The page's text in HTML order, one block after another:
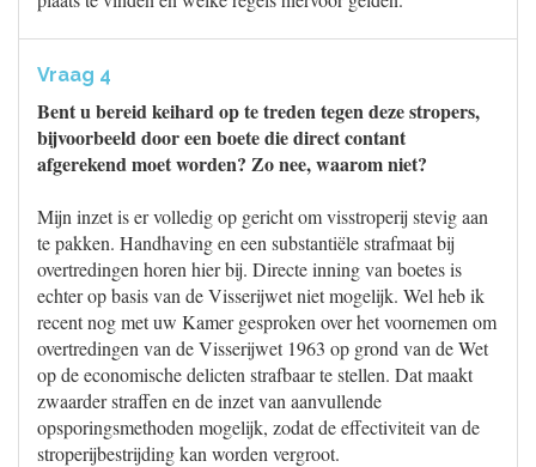
Vraag 4
Bent u bereid keihard op te treden tegen deze stropers,
bijvoorbeeld door een boete die direct contant
afgerekend moet worden? Zo nee, waarom niet?
Mijn inzet is er volledig op gericht om visstroperij stevig aan
te pakken. Handhaving en een substantiële strafmaat bij
overtredingen horen hier bij. Directe inning van boetes is
echter op basis van de Visserijwet niet mogelijk. Wel heb ik
recent nog met uw Kamer gesproken over het voornemen om
overtredingen van de Visserijwet 1963 op grond van de Wet
op de economische delicten strafbaar te stellen. Dat maakt
zwaarder straffen en de inzet van aanvullende
opsporingsmethoden mogelijk, zodat de effectiviteit van de
stroperijbestrijding kan worden vergroot.